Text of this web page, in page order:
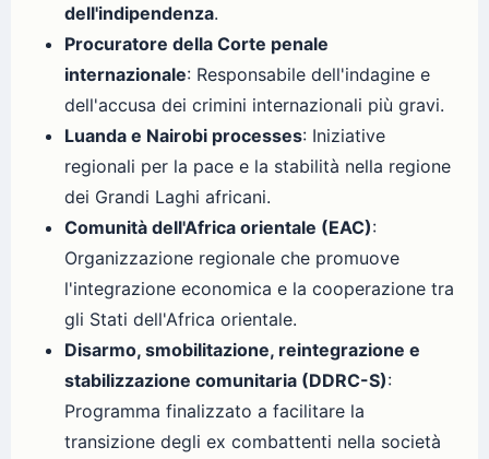
dell'indipendenza.
Procuratore della Corte penale
internazionale: Responsabile dell'indagine e
dell'accusa dei crimini internazionali più gravi.
Luanda e Nairobi processes: Iniziative
regionali per la pace e la stabilità nella regione
dei Grandi Laghi africani.
Comunità dell'Africa orientale (EAC):
Organizzazione regionale che promuove
l'integrazione economica e la cooperazione tra
gli Stati dell'Africa orientale.
Disarmo, smobilitazione, reintegrazione e
stabilizzazione comunitaria (DDRC-S):
Programma finalizzato a facilitare la
transizione degli ex combattenti nella società